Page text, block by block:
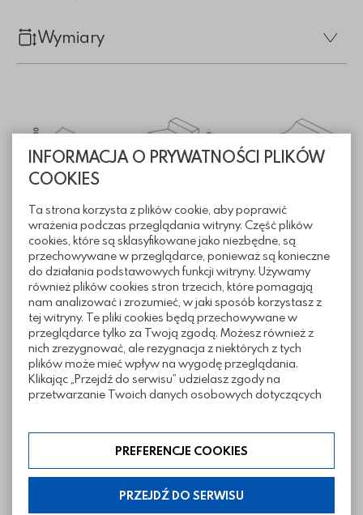
INFORMACJA O PRYWATNOŚCI PLIKÓW
COOKIES
Ta strona korzysta z plików cookie, aby poprawić
wrażenia podczas przeglądania witryny. Część plików
cookies, które są sklasyfikowane jako niezbędne, są
przechowywane w przeglądarce, ponieważ są konieczne
do działania podstawowych funkcji witryny. Używamy
również plików cookies stron trzecich, które pomagają
nam analizować i zrozumieć, w jaki sposób korzystasz z
tej witryny. Te pliki cookies będą przechowywane w
przeglądarce tylko za Twoją zgodą. Możesz również z
nich zrezygnować, ale rezygnacja z niektórych z tych
plików może mieć wpływ na wygodę przeglądania.
Klikając „Przejdź do serwisu” udzielasz zgody na
przetwarzanie Twoich danych osobowych dotyczących
zakres klikając w „Preferencje cookies”. W każdej chwili
możesz modyfikować udzielone zgody w zakładce:
informacje i regulaminy — ustawienia cookies.
PREFERENCJE COOKIES
PRZEJDŹ DO SERWISU
Wymiary
Informacje techniczne
Pliki do pobrania
Inne z tej kategorii